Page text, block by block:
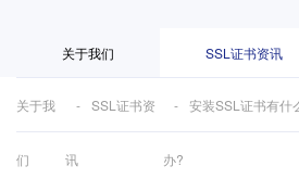
关于我们 SSL证书资讯
关于我
们
SSL证书资
讯
安装SSL证书有什
办?